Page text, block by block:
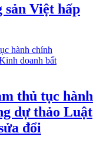
Việt hấp
thủ tục hành
dự thảo Luật
đổi